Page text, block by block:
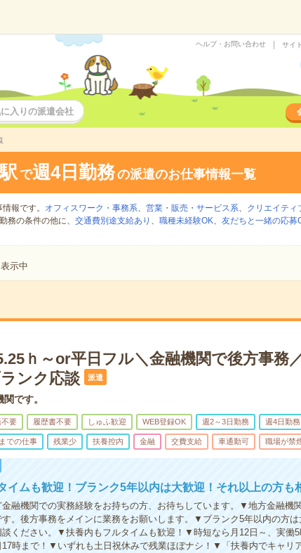
ヘルプ・お問い合わせ サイ
入りの派遣会社
で週4日勤務の派遣のお仕事情報一覧
報です。 オフィスワーク・事務系、 営業・販売・サービス系、 クリエイティ
務の条件の他に、 交通費別途支給あり 、 職種未経験OK、 友だちと一緒の応募
示中
ｈ～or平日フル＼金融機関で後方事務
ンク応談
派遣
です。
要 履歴書不要 しゅふ歓迎 WEB登録OK 週2～3日勤務 週4日勤務
での仕事 残業少 扶養控内 金融 交費支給 車通勤可 職場が禁
イムも歓迎！ブランク5年以内は大歓迎！それ以上の方も
融機関での実務経験をお持ちの方、お待ちしています。▼地方金融機
。後方事務をメインに業務をお願いします。▼ブランク5年以内の方
談ください。▼扶養内もフルタイムも歓迎！▼時短なら月12日～、実働
時まで！▼いずれも土日祝休みで残業ほぼナシ！▼「扶養内でキャリ